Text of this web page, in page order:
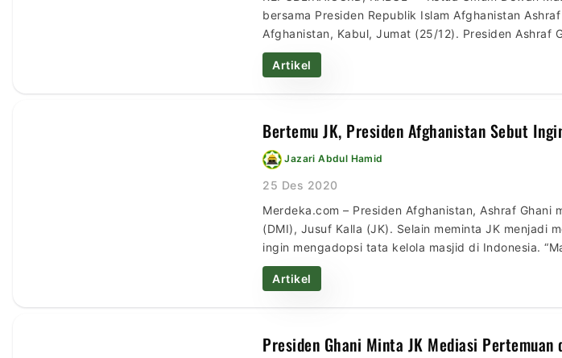
bersama Presiden Republik Islam Afghanistan
Afghanistan, Kabul, Jumat (25/12). Presiden Ashraf
perundingan pemerintah Afghanistan dan Taliban
https://republika.co.id/berita/qlwcvd375/momen-jk-
Artikel
Bertemu JK, Presiden Afghanistan Sebut
Jazari Abdul Hamid
25 Des 2020
Merdeka.com – Presiden Afghanistan, Ashraf Ghani
(DMI), Jusuf Kalla (JK). Selain meminta JK menjadi
ingin mengadopsi tata kelola masjid di Indonesia.
aktivitas sosial. Itu yang saya bayangkan kita bisa
Artikel
Presiden Ghani Minta JK Mediasi Pertemuan